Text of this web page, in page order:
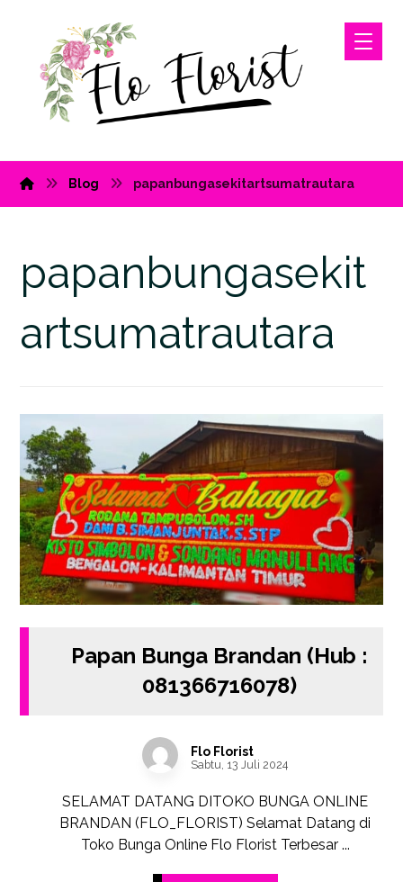
Blog papanbungasekitartsumatrautara
papanbungasekit
artsumatrautara
Papan Bunga Brandan (Hub :
081366716078)
Flo Florist
Sabtu, 13 Juli 2024
SELAMAT DATANG DITOKO BUNGA ONLINE
BRANDAN (FLO_FLORIST) Selamat Datang di
Toko Bunga Online Flo Florist Terbesar ...